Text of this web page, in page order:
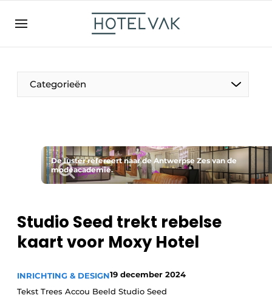
EN
NL
EN
FR
Categorieën
De Pen
Internationaal
De luster refereert naar de Antwerpse Zes van de
modeacademie.
Studio Seed trekt rebelse
kaart voor Moxy Hotel
INRICHTING & DESIGN19 december 2024
Tekst Trees Accou Beeld Studio Seed